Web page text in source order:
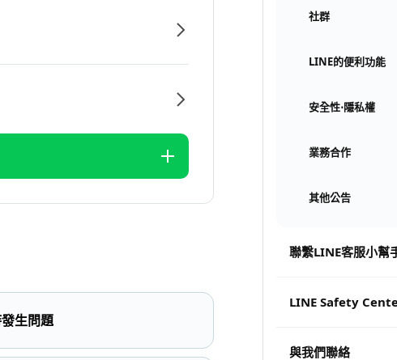
社群
LINE的便利功能
安全性⋅隱私權
業務合作
其他公告
聯繫LINE客服小幫
LINE Safety
與我們聯絡
生問題